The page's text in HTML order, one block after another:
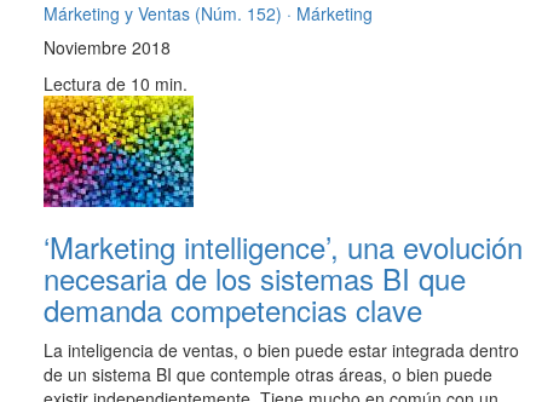
Márketing y Ventas (Núm. 152) · Márketing
Noviembre 2018
Lectura de 10 min.
‘Marketing intelligence’, una evolución
necesaria de los sistemas BI que
demanda competencias clave
La inteligencia de ventas, o bien puede estar integrada dentro
de un sistema BI que contemple otras áreas, o bien puede